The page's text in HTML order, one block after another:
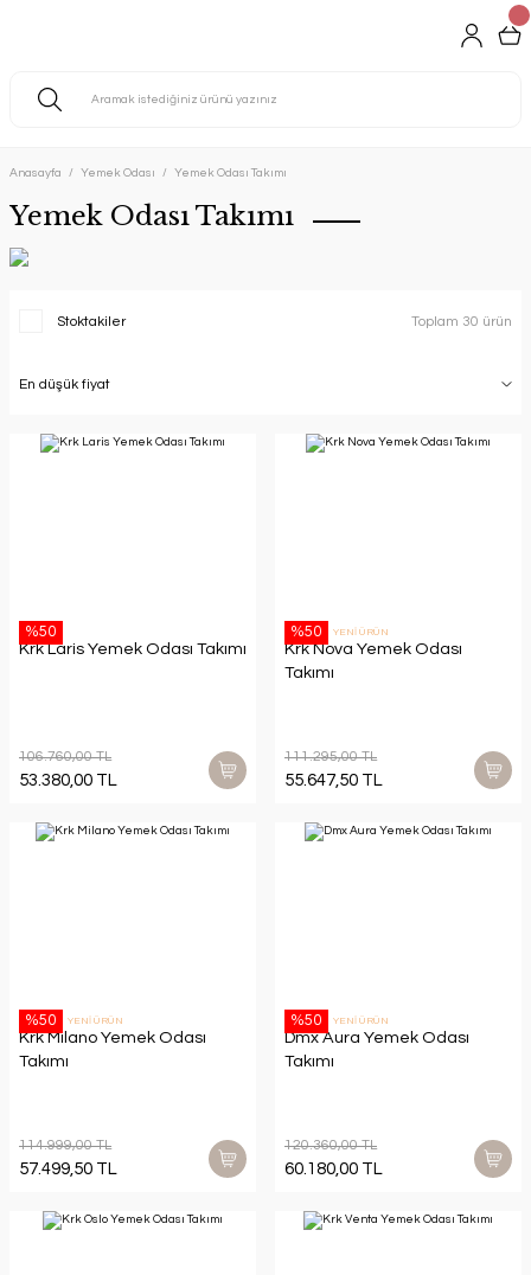
Anasayfa Yemek Odası Yemek Odası Takımı
Yemek Odası Takımı
Stoktakiler Toplam 30 ürün
%50
Krk Laris Yemek Odası Takımı
106.760,00 TL
53.380,00 TL
%50 YENİ ÜRÜN
Krk Nova Yemek Odası
Takımı
111.295,00 TL
55.647,50 TL
%50 YENİ ÜRÜN
Krk Milano Yemek Odası
Takımı
114.999,00 TL
57.499,50 TL
%50 YENİ ÜRÜN
Dmx Aura Yemek Odası
Takımı
120.360,00 TL
60.180,00 TL